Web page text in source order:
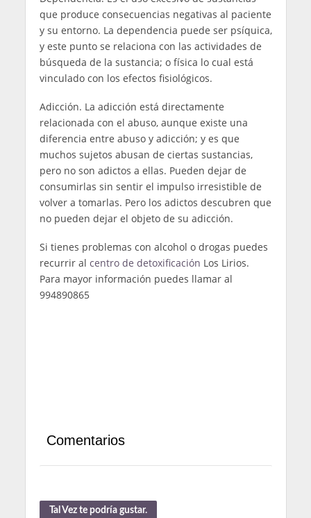
que produce consecuencias negativas al paciente
y su entorno. La dependencia puede ser psíquica,
y este punto se relaciona con las actividades de
búsqueda de la sustancia; o física lo cual está
vinculado con los efectos fisiológicos.
Adicción. La adicción está directamente
relacionada con el abuso, aunque existe una
diferencia entre abuso y adicción; y es que
muchos sujetos abusan de ciertas sustancias,
pero no son adictos a ellas. Pueden dejar de
consumirlas sin sentir el impulso irresistible de
volver a tomarlas. Pero los adictos descubren que
no pueden dejar el objeto de su adicción.
Si tienes problemas con alcohol o drogas puedes
recurrir al centro de detoxificación Los Lirios.
Para mayor información puedes llamar al
994890865
Comentarios
Tal Vez te podría gustar.